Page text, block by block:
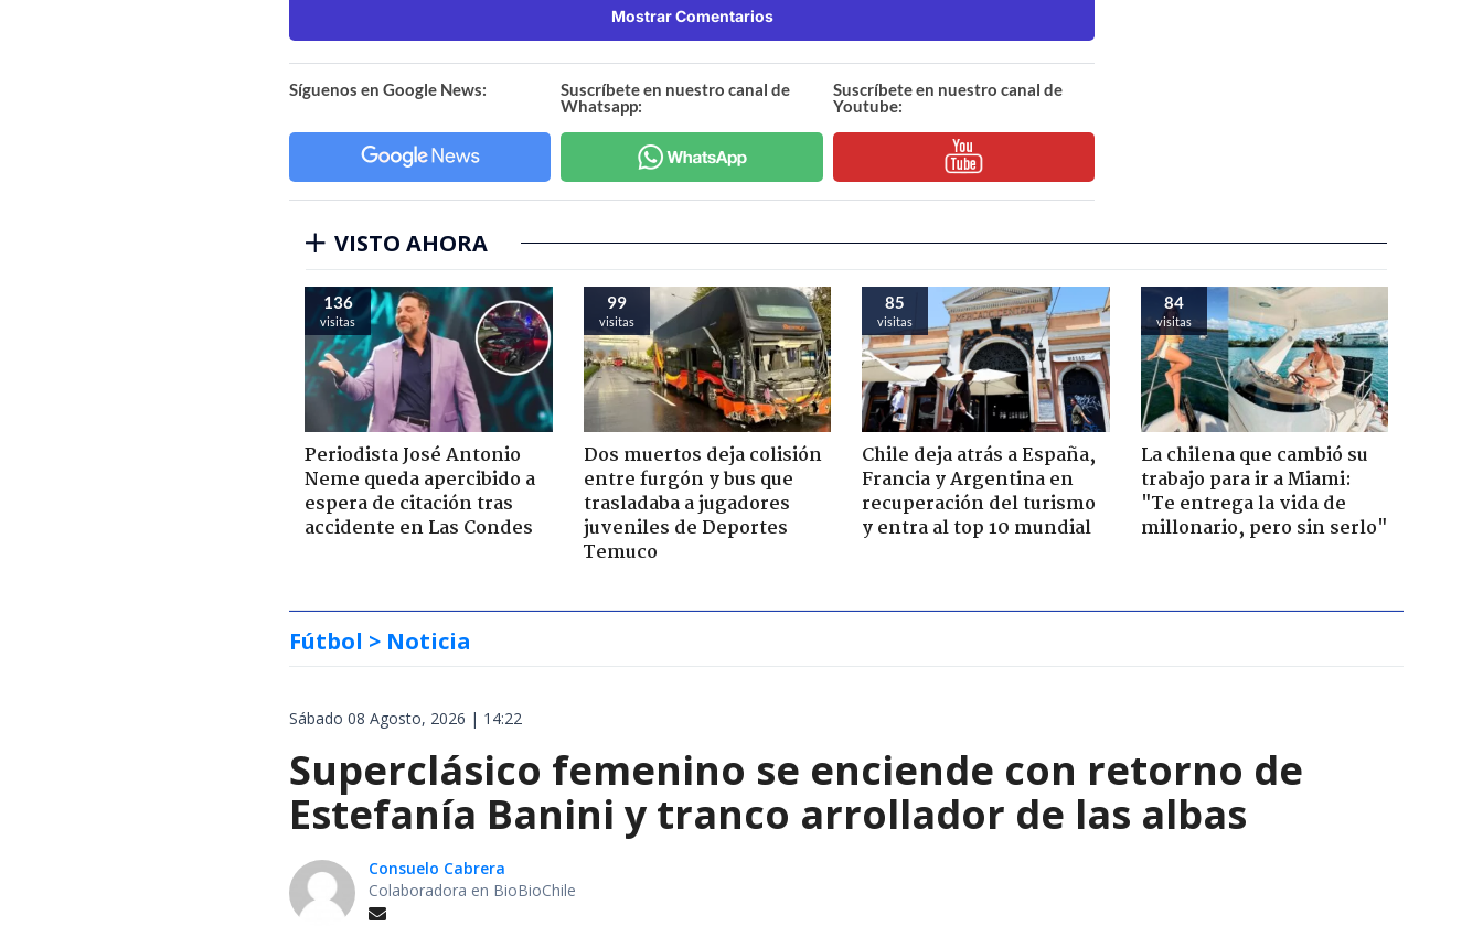
Mostrar Comentarios
Síguenos en Google News:
Suscríbete en nuestro canal de
Whatsapp:
Suscríbete en nuestro canal de
Youtube:
VISTO AHORA
136
visitas
Periodista José Antonio
Neme queda apercibido a
espera de citación tras
accidente en Las Condes
99
visitas
Dos muertos deja colisión
entre furgón y bus que
trasladaba a jugadores
juveniles de Deportes
Temuco
85
visitas
Chile deja atrás a España,
Francia y Argentina en
recuperación del turismo
y entra al top 10 mundial
84
visitas
La chilena que cambió su
trabajo para ir a Miami:
"Te entrega la vida de
millonario, pero sin serlo"
Fútbol > Noticia
Sábado 08 Agosto, 2026 | 14:22
Superclásico femenino se enciende con retorno de
Estefanía Banini y tranco arrollador de las albas
Consuelo Cabrera
Colaboradora en BioBioChile